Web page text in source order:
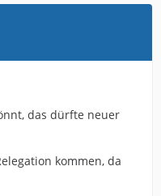
das dürfte neuer
kommen, da